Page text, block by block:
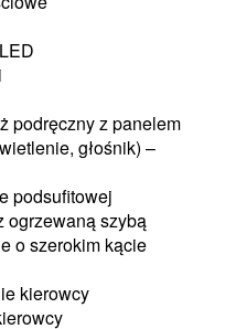
podręczny z panelem
głośnik) –
podsufitowej
ogrzewaną szybą
o szerokim kącie
kierowcy